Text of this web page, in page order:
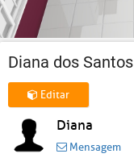
Diana dos Santos
Editar
Diana
Mensagem